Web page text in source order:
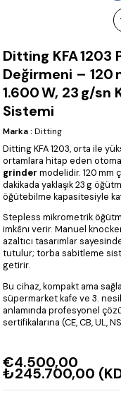
Ditting KFA 1203
Değirmeni – 120
1.600 W, 23 g/
Sistemi
Marka : Ditting
Ditting KFA 1203, orta ile
ortamlara hitap eden
grinder modelidir. 120 mm
dakikada yaklaşık 23 g
öğütebilme kapasitesiyle
Stepless mikrometrik
imkânı verir. Manuel
azaltıcı tasarımlar
tutulur; torba sabitleme
getirir.
Bu cihaz, kompakt ama
süpermarket kafe ve 3.
anlamında profesyonel
sertifikalarına (CE, CB, UL,
€4.500,00
₺245.700,00